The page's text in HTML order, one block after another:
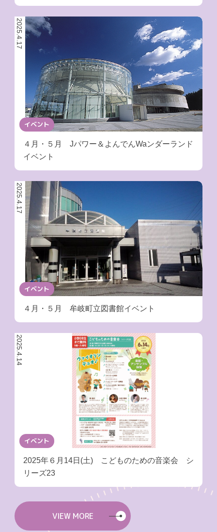
2025.4.17
イベント
４月・５月 Jパワー＆よんでんWaンダーランド
イベント
2025.4.17
イベント
４月・５月 牟岐町立図書館イベント
2025.4.14
イベント
2025年６月14日(土) こどものための音楽会 シ
リーズ23
VIEW MORE